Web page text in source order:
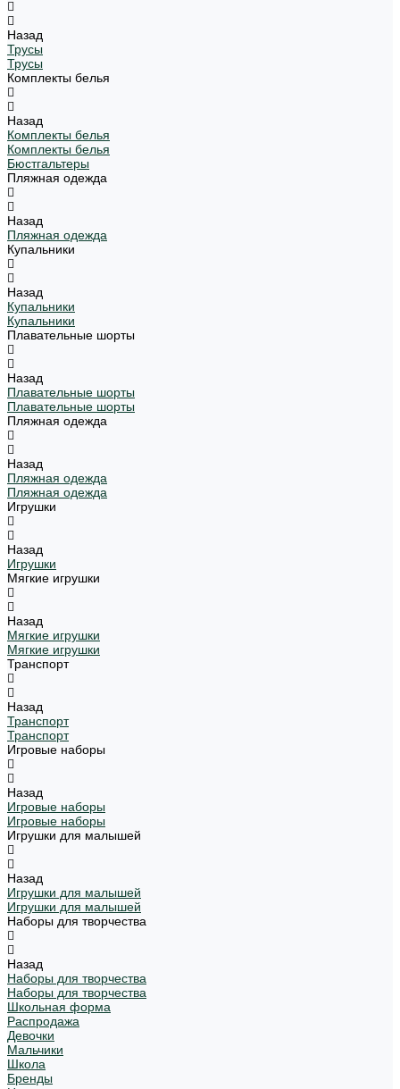
Назад
Трусы
Трусы
Комплекты белья
Назад
Комплекты белья
Комплекты белья
Бюстгальтеры
Пляжная одежда
Назад
Пляжная одежда
Купальники
Назад
Купальники
Купальники
Плавательные шорты
Назад
Плавательные шорты
Плавательные шорты
Пляжная одежда
Назад
Пляжная одежда
Пляжная одежда
Игрушки
Назад
Игрушки
Мягкие игрушки
Назад
Мягкие игрушки
Мягкие игрушки
Транспорт
Назад
Транспорт
Транспорт
Игровые наборы
Назад
Игровые наборы
Игровые наборы
Игрушки для малышей
Назад
Игрушки для малышей
Игрушки для малышей
Наборы для творчества
Назад
Наборы для творчества
Наборы для творчества
Школьная форма
Распродажа
Девочки
Мальчики
Школа
Бренды